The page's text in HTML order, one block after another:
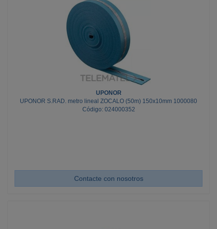
UPONOR
UPONOR S.RAD. metro lineal ZOCALO (50m) 150x10mm 1000080
Código: 024000352
Contacte con nosotros